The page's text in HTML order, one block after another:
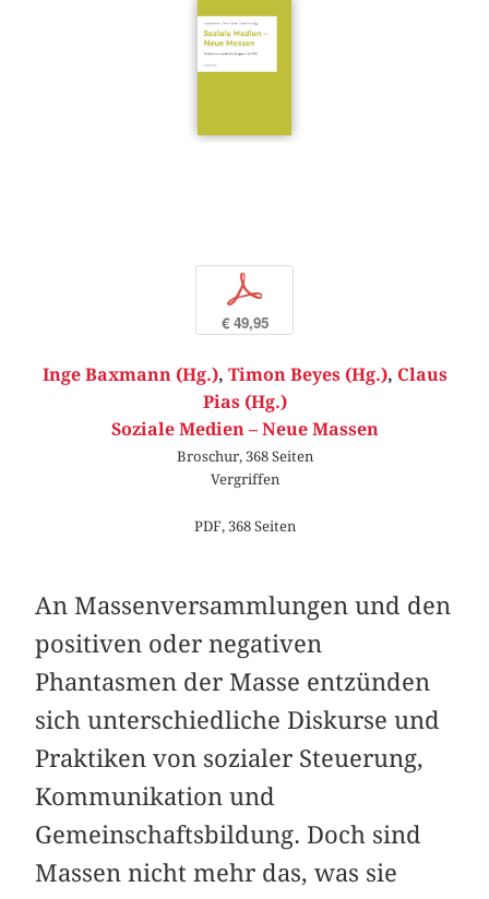
p
€ 49,95
Inge Baxmann (Hg.), Timon Beyes (Hg.), Claus
Pias (Hg.)
Soziale Medien – Neue Massen
Broschur, 368 Seiten
Vergriffen
PDF, 368 Seiten
An Massenversammlungen und den
positiven oder negativen
Phantasmen der Masse entzünden
sich unterschiedliche Diskurse und
Praktiken von sozialer Steuerung,
Kommunikation und
Gemeinschaftsbildung. Doch sind
Massen nicht mehr das, was sie